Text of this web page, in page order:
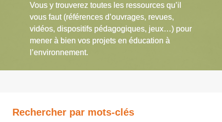
Vous y trouverez toutes les ressources qu’il
vous faut (références d’ouvrages, revues,
vidéos, dispositifs pédagogiques, jeux…) pour
mener à bien vos projets en éducation à
l’environnement.
Rechercher par mots-clés